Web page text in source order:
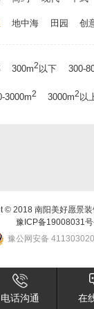
地中海 田园 创
300m2 以下 300-
3000m2 3000m2 以
© 2018 南阳美好愿景装
豫ICP备19008031
豫公网安备
电话沟通 在
×